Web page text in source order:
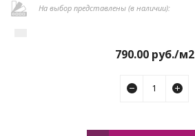
На выбор представлены (в наличии):
790.00руб./м2